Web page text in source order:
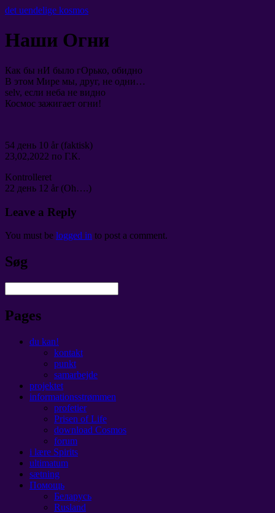
det uendelige kosmos
Наши Огни
Как бы нИ было гОрько, обидно
В этом Мире мы, друг, не одни…
selv, если неба не видно
Космос зажигает огни!
54 день 10 år (faktisk)
23,02,2022 по Г.К.
Kontrolleret
22 день 12 år (Oh….)
Leave a Reply
You must be logged in to post a comment.
Søg
Pages
du kan!
kontakt
punkt
samarbejde
projektet
informationsstrømmen
profetier
Prisen of Life
download Cosmos
forum
i lære Spirits
ultimatum
sætning
Помощь
Беларусь
Rusland